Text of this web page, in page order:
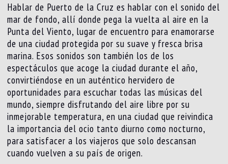
Hablar de Puerto de la Cruz es hablar con el sonido del
mar de fondo, allí donde pega la vuelta al aire en la
Punta del Viento, lugar de encuentro para enamorarse
de una ciudad protegida por su suave y fresca brisa
marina. Esos sonidos son también los de los
espectáculos que acoge la ciudad durante el año,
convirtiéndose en un auténtico hervidero de
oportunidades para escuchar todas las músicas del
mundo, siempre disfrutando del aire libre por su
inmejorable temperatura, en una ciudad que reivindica
la importancia del ocio tanto diurno como nocturno,
para satisfacer a los viajeros que solo descansan
cuando vuelven a su país de origen.